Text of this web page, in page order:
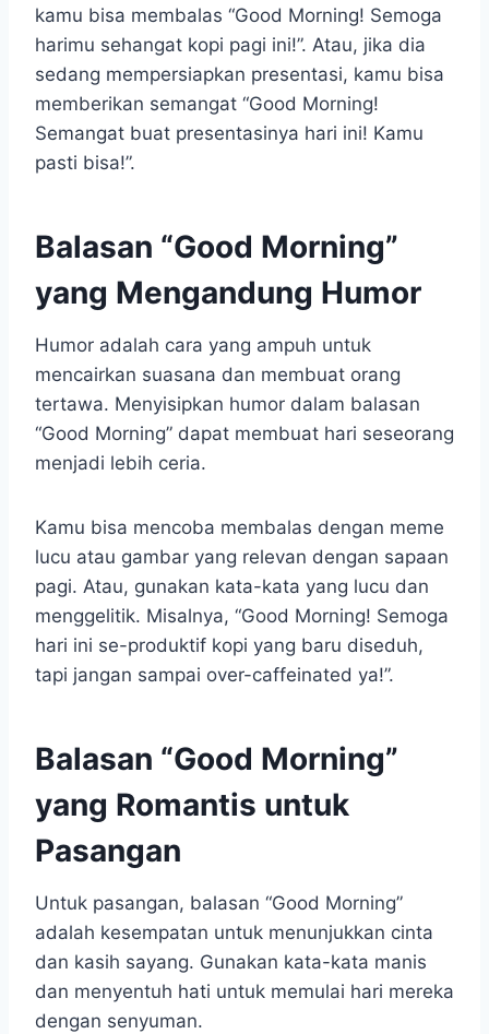
kamu bisa membalas “Good Morning! Semoga
harimu sehangat kopi pagi ini!”. Atau, jika dia
sedang mempersiapkan presentasi, kamu bisa
memberikan semangat “Good Morning!
Semangat buat presentasinya hari ini! Kamu
pasti bisa!”.
Balasan “Good Morning”
yang Mengandung Humor
Humor adalah cara yang ampuh untuk
mencairkan suasana dan membuat orang
tertawa. Menyisipkan humor dalam balasan
“Good Morning” dapat membuat hari seseorang
menjadi lebih ceria.
Kamu bisa mencoba membalas dengan meme
lucu atau gambar yang relevan dengan sapaan
pagi. Atau, gunakan kata-kata yang lucu dan
menggelitik. Misalnya, “Good Morning! Semoga
hari ini se-produktif kopi yang baru diseduh,
tapi jangan sampai over-caffeinated ya!”.
Balasan “Good Morning”
yang Romantis untuk
Pasangan
Untuk pasangan, balasan “Good Morning”
adalah kesempatan untuk menunjukkan cinta
dan kasih sayang. Gunakan kata-kata manis
dan menyentuh hati untuk memulai hari mereka
dengan senyuman.